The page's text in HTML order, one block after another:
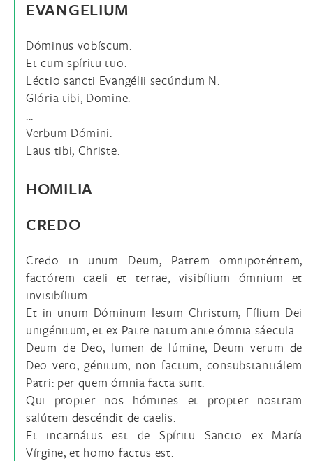
EVANGELIUM
Dóminus vobíscum.
Et cum spíritu tuo.
Léctio sancti Evangélii secúndum N.
Glória tibi, Domine.
...
Verbum Dómini.
Laus tibi, Christe.
HOMILIA
CREDO
Credo in unum Deum, Patrem omnipoténtem,
factórem caeli et terrae, visibílium ómnium et
invisibílium.
Et in unum Dóminum Iesum Christum, Fílium Dei
unigénitum, et ex Patre natum ante ómnia sáecula.
Deum de Deo, lumen de lúmine, Deum verum de
Deo vero, génitum, non factum, consubstantiálem
Patri: per quem ómnia facta sunt.
Qui propter nos hómines et propter nostram
salútem descéndit de caelis.
Et incarnátus est de Spíritu Sancto ex María
Vírgine, et homo factus est.